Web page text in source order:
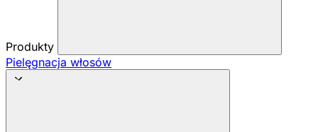
Produkty
Pielęgnacja włosów